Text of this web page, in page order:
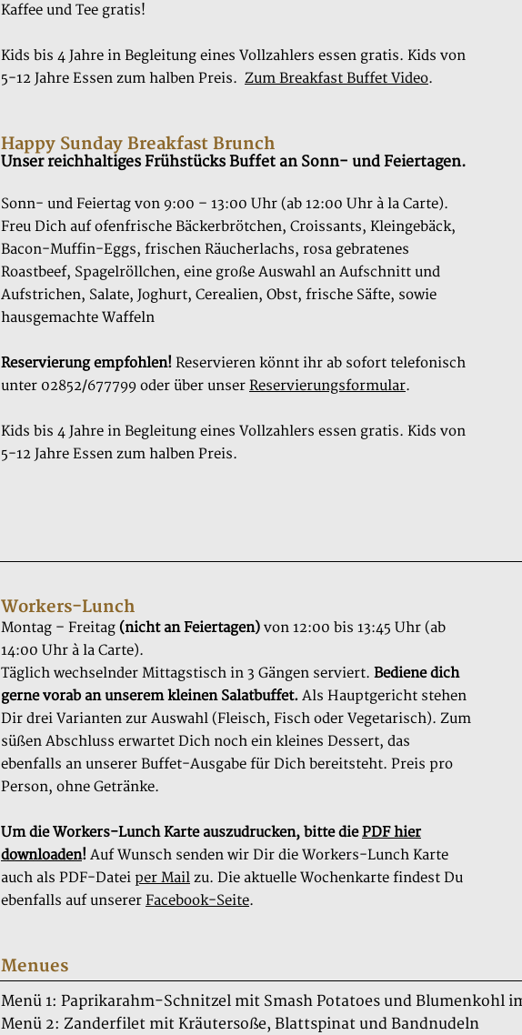
Kaffee und Tee gratis!
Kids bis 4 Jahre in Begleitung eines Vollzahlers essen gratis. Kids von
5-12 Jahre Essen zum halben Preis. Zum Breakfast Buffet Video.
Happy Sunday Breakfast Brunch
Unser reichhaltiges Frühstücks Buffet an Sonn- und Feiertagen.
Sonn- und Feiertag von 9:00 – 13:00 Uhr (ab 12:00 Uhr à la Carte).
Freu Dich auf ofenfrische Bäckerbrötchen, Croissants, Kleingebäck,
Bacon-Muffin-Eggs, frischen Räucherlachs, rosa gebratenes
Roastbeef, Spagelröllchen, eine große Auswahl an Aufschnitt und
Aufstrichen, Salate, Joghurt, Cerealien, Obst, frische Säfte, sowie
hausgemachte Waffeln
Reservierung empfohlen! Reservieren könnt ihr ab sofort telefonisch
unter 02852/677799 oder über unser Reservierungsformular.
Kids bis 4 Jahre in Begleitung eines Vollzahlers essen gratis. Kids von
5-12 Jahre Essen zum halben Preis.
Workers-Lunch
Montag – Freitag (nicht an Feiertagen) von 12:00 bis 13:45 Uhr (ab
14:00 Uhr à la Carte).
Täglich wechselnder Mittagstisch in 3 Gängen serviert. Bediene dich
gerne vorab an unserem kleinen Salatbuffet. Als Hauptgericht stehen
Dir drei Varianten zur Auswahl (Fleisch, Fisch oder Vegetarisch). Zum
süßen Abschluss erwartet Dich noch ein kleines Dessert, das
ebenfalls an unserer Buffet-Ausgabe für Dich bereitsteht. Preis pro
Person, ohne Getränke.
Um die Workers-Lunch Karte auszudrucken, bitte diePDF hier
downloaden! Auf Wunsch senden wir Dir die Workers-Lunch Karte
auch als PDF-Datei per Mail zu. Die aktuelle Wochenkarte findest Du
ebenfalls auf unserer Facebook-Seite.
Menues
Menü 1: Paprikarahm-Schnitzel mit Smash Potatoes und Blumenkohl
Menü 2: Zanderfilet mit Kräutersoße, Blattspinat und Bandnudeln